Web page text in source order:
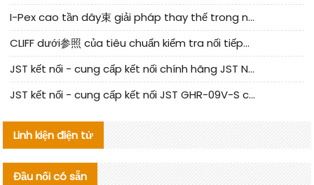
I-Pex cao tần dây束 giải pháp thay thế trong nước phân tích
CLIFF dưới参照 của tiêu chuẩn kiểm tra nối tiếp器 trong nước được cập nhật
JST kết nối - cung cấp kết nối chính hãng JST NSHR-02V-S | sản phẩm thay thế
JST kết nối - cung cấp kết nối JST GHR-09V-S chính hãng | hàng thay thế
Linh kiện điện tử
Đầu nối có sẵn